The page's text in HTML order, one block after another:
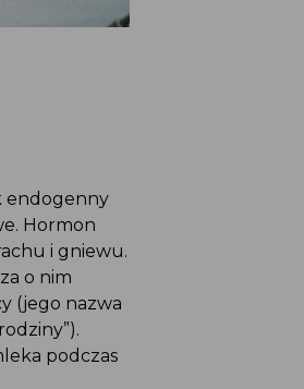
endogenny
Hormon
i gniewu.
o nim
(jego nazwa
podczas